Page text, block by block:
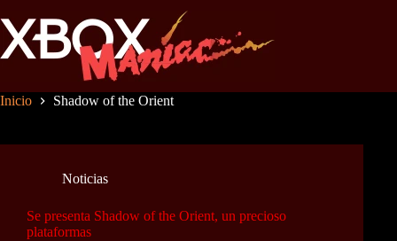
al
contenido
Inicio Shadow of the Orient
Noticias
Se presenta Shadow of the Orient, un precioso
plataformas